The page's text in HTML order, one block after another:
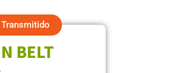
Transmitido
BELT